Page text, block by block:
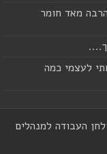
מאד חומר
לעצמי כמה
העבודה למנהלים